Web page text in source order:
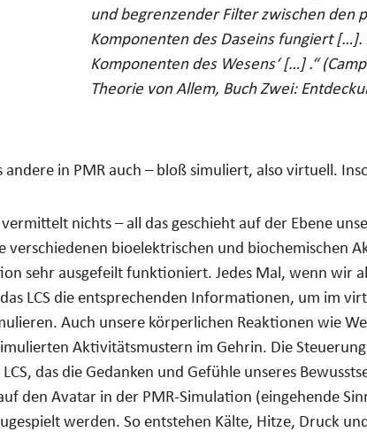
und begrenzender Filter zwischen den
Komponenten des Daseins fungiert […].
Komponenten des Wesens‘ […] .“
Theorie von Allem, Buch Zwei:
andere in PMR auch – bloß simuliert, also virtuell.
nichts – all das geschieht auf der Ebene
verschiedenen bioelektrischen und biochemischen
sehr ausgefeilt funktioniert. Jedes Mal, wenn wir
LCS die entsprechenden Informationen, um im
Auch unsere körperlichen Reaktionen wie
Aktivitätsmustern im Gehrin. Die
das die Gedanken und Gefühle unseres
den Avatar in der PMR-Simulation (eingehende
werden. So entstehen Kälte, Hitze, Druck